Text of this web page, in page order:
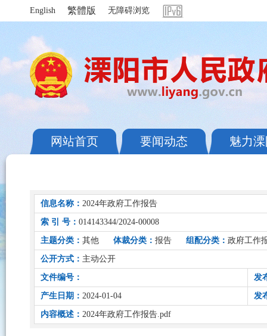
English 繁體版 无障碍浏览
网站首页 要闻动态 魅力
信息名称： 2024年政府工作报告
索 引 号： 014143344/2024-00008
主题分类： 其他 体裁分类： 报告 组配分类： 政府工作
公开方式： 主动公开
文件编号： 发
产生日期： 2024-01-04 发
内容概述： 2024年政府工作报告.pdf